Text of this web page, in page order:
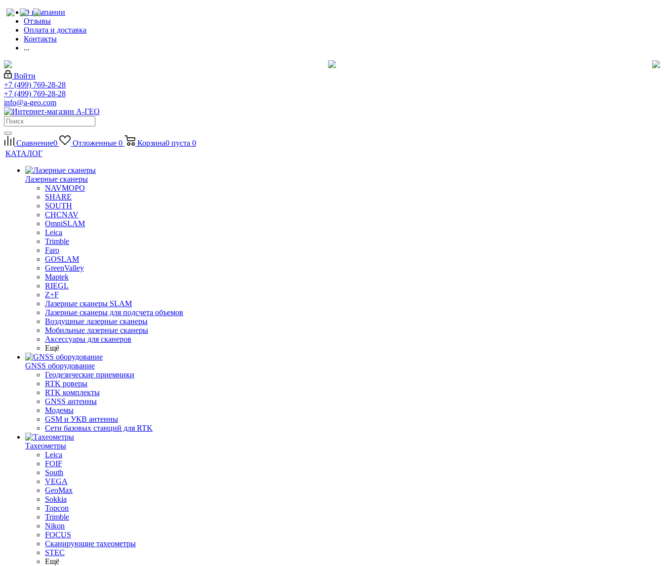
О компании
Отзывы
Оплата и доставка
Контакты
...
Войти
+7 (499) 769-28-28
+7 (499) 769-28-28
info@a-geo.com
Сравнение0 Отложенные 0 Корзина0 пуста 0
КАТАЛОГ
Лазерные сканеры
NAVMOPO
SHARE
SOUTH
CHCNAV
OmniSLAM
Leica
Trimble
Faro
GOSLAM
GreenValley
Maptek
RIEGL
Z+F
Лазерные сканеры SLAM
Лазерные сканеры для подсчета объемов
Воздушные лазерные сканеры
Мобильные лазерные сканеры
Аксессуары для сканеров
Ещё
GNSS оборудование
Геодезические приемники
RTK роверы
RTK комплекты
GNSS антенны
Модемы
GSM и УКВ антенны
Сети базовых станций для RTK
Тахеометры
Leica
FOIF
South
VEGA
GeoMax
Sokkia
Topcon
Trimble
Nikon
FOCUS
Сканирующие тахеометры
STEC
Ещё